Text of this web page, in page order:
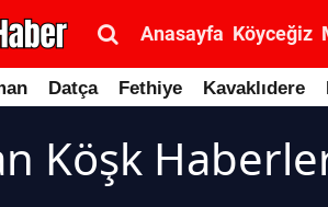
Anasayfa Köyceğiz
Datça Fethiye Kavaklıdere
Köşk